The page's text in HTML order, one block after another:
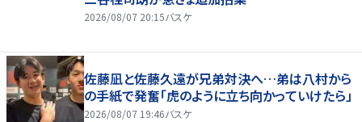
2026/08/07 20:15バスケ
佐藤凪と佐藤久遠が兄弟対決へ…弟は八村から
の手紙で発奮「虎のように立ち向かっていけたら」
2026/08/07 19:46バスケ